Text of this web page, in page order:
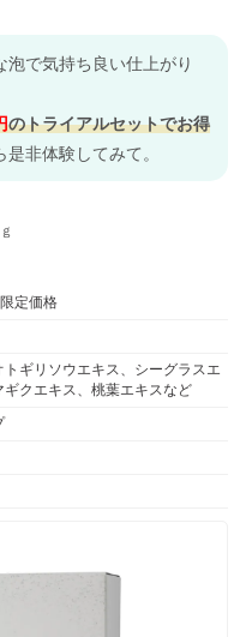
で気持ち良い仕上がり
のトライアルセットでお得
非体験してみて。
定価格
トギリソウエキス、シーグラスエ
ギクエキス、桃葉エキスなど